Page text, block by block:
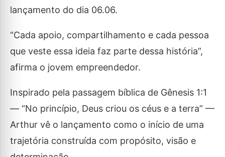
lançamento do dia 06.06.
“Cada apoio, compartilhamento e cada pessoa
que veste essa ideia faz parte dessa história”,
afirma o jovem empreendedor.
Inspirado pela passagem bíblica de Gênesis 1:1
— “No princípio, Deus criou os céus e a terra” —
Arthur vê o lançamento como o início de uma
trajetória construída com propósito, visão e